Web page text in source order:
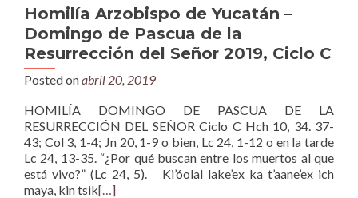
Homilía Arzobispo de Yucatán –
Domingo de Pascua de la
Resurrección del Señor 2019, Ciclo C
Posted onabril 20, 2019
HOMILÍA DOMINGO DE PASCUA DE LA
RESURRECCIÓN DEL SEÑOR Ciclo C Hch 10, 34. 37-
43; Col 3, 1-4; Jn 20, 1-9 o bien, Lc 24, 1-12 o en la tarde
Lc 24, 13-35. “¿Por qué buscan entre los muertos al que
está vivo?” (Lc 24, 5). Ki’óolal lake’ex ka t’aane’ex ich
maya, kin tsik[…]